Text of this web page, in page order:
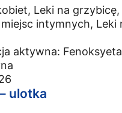
Leki na grzybicę,
intymnych, Leki
aktywna:
ulotka